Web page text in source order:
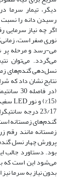
دیگر، تیمار
رسیدن دانه را
اگر چه نیاز سرمایی
نوری صفر است،
می-رسد و مرحله پر
می‌گردد. می‌توان
نسل‌دهی گندم‌های
(در
23/17 درجه
گندم‌های زمستانه
زمستانه مانند رقم
پرورش چهار نسل
بود. دستاورد جالب
می‌شود این است که
بدون نیاز به سرما